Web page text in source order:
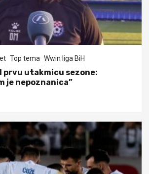
Top tema Wwin liga BiH
prvu utakmicu sezone:
je nepoznanica”